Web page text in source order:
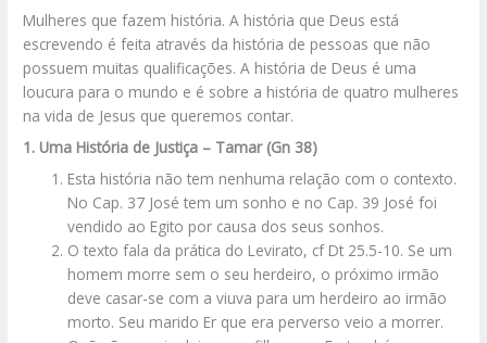
Mulheres que fazem história. A história que Deus está
escrevendo é feita através da história de pessoas que não
possuem muitas qualificações. A história de Deus é uma
loucura para o mundo e é sobre a história de quatro mulheres
na vida de Jesus que queremos contar.
1. Uma História de Justiça – Tamar (Gn 38)
Esta história não tem nenhuma relação com o contexto.
No Cap. 37 José tem um sonho e no Cap. 39 José foi
vendido ao Egito por causa dos seus sonhos.
O texto fala da prática do Levirato, cf Dt 25.5-10. Se um
homem morre sem o seu herdeiro, o próximo irmão
deve casar-se com a viuva para um herdeiro ao irmão
morto. Seu marido Er que era perverso veio a morrer.